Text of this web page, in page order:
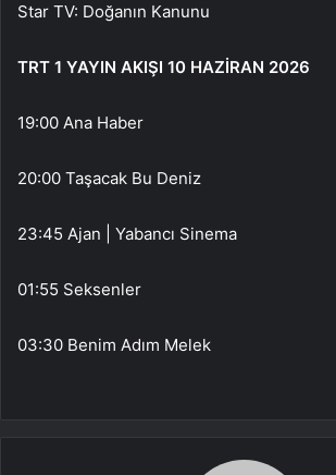
Star TV: Doğanın Kanunu
TRT 1 YAYIN AKIŞI 10 HAZİRAN 2026
19:00 Ana Haber
20:00 Taşacak Bu Deniz
23:45 Ajan | Yabancı Sinema
01:55 Seksenler
03:30 Benim Adım Melek